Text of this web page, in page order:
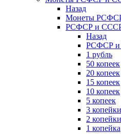
Назад
Монеты
РСФСР и СССР
Назад
РСФСР и
1 рубль
50 копеек
20 копеек
15 копеек
10 копеек
5 копеек
3 копейки
2 копейки
1 копейка